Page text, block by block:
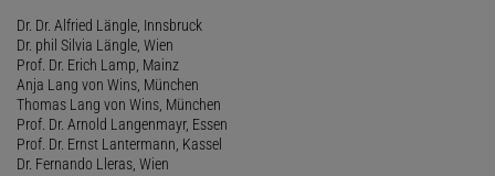
Dr. Dr. Alfried Längle, Innsbruck
Dr. phil Silvia Längle, Wien
Prof. Dr. Erich Lamp, Mainz
Anja Lang von Wins, München
Thomas Lang von Wins, München
Prof. Dr. Arnold Langenmayr, Essen
Prof. Dr. Ernst Lantermann, Kassel
Dr. Fernando Lleras, Wien